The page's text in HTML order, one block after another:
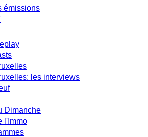
émissions
les interviews
Dimanche
l'Immo